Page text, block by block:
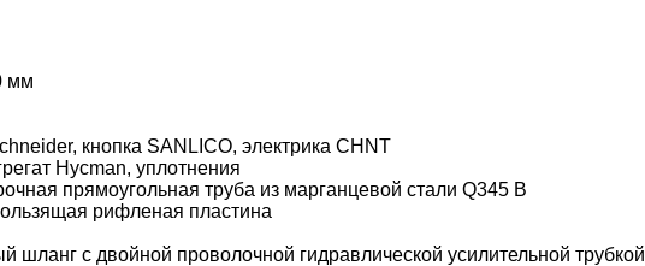
мм
кнопка SANLICO, электрика CHNT
Hycman, уплотнения
прямоугольная труба из марганцевой стали Q345 B
рифленая пластина
шланг с двойной проволочной гидравлической усилительной трубкой